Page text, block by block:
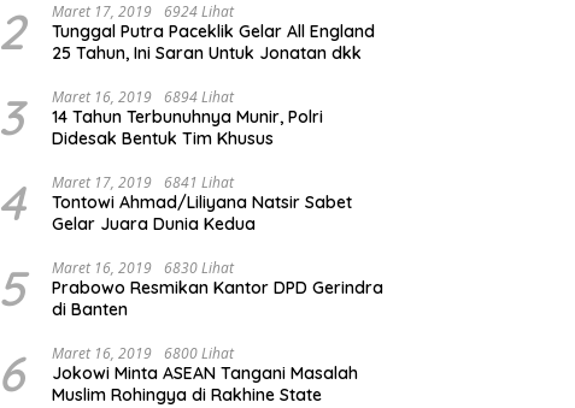
2 Maret 17, 2019 6924 Lihat
Tunggal Putra Paceklik Gelar All England
25 Tahun, Ini Saran Untuk Jonatan dkk
3 Maret 16, 2019 6894 Lihat
14 Tahun Terbunuhnya Munir, Polri
Didesak Bentuk Tim Khusus
4 Maret 17, 2019 6841 Lihat
Tontowi Ahmad/Liliyana Natsir Sabet
Gelar Juara Dunia Kedua
5 Maret 16, 2019 6830 Lihat
Prabowo Resmikan Kantor DPD Gerindra
di Banten
6 Maret 16, 2019 6800 Lihat
Jokowi Minta ASEAN Tangani Masalah
Muslim Rohingya di Rakhine State